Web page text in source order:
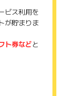
ビス利用を
が貯まりま
ト券などと